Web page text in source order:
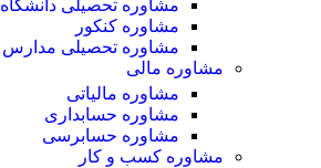
مشاوره تحصیلی دانشگاه
مشاوره کنکور
مشاوره تحصیلی مدارس
مشاوره مالی
مشاوره مالیاتی
مشاوره حسابداری
مشاوره حسابرسی
مشاوره کسب و کار